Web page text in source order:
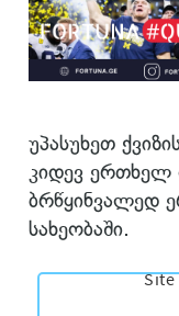
უპასუხეთ
კიდევ
ბრწყინვალედ
სახეობაში.